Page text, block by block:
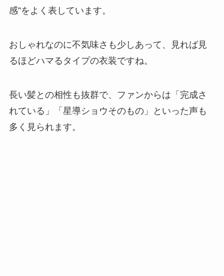
感”をよく表しています。
おしゃれなのに不気味さも少しあって、見れば見
るほどハマるタイプの衣装ですね。
長い髪との相性も抜群で、ファンからは「完成さ
れている」「星導ショウそのもの」といった声も
多く見られます。